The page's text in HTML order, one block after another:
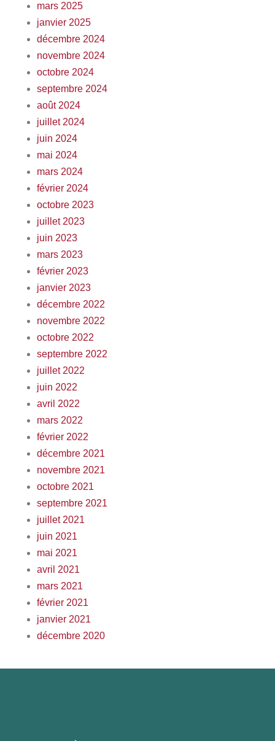
mars 2025
janvier 2025
décembre 2024
novembre 2024
octobre 2024
septembre 2024
août 2024
juillet 2024
juin 2024
mai 2024
mars 2024
février 2024
octobre 2023
juillet 2023
juin 2023
mars 2023
février 2023
janvier 2023
décembre 2022
novembre 2022
octobre 2022
septembre 2022
juillet 2022
juin 2022
avril 2022
mars 2022
février 2022
décembre 2021
novembre 2021
octobre 2021
septembre 2021
juillet 2021
juin 2021
mai 2021
avril 2021
mars 2021
février 2021
janvier 2021
décembre 2020